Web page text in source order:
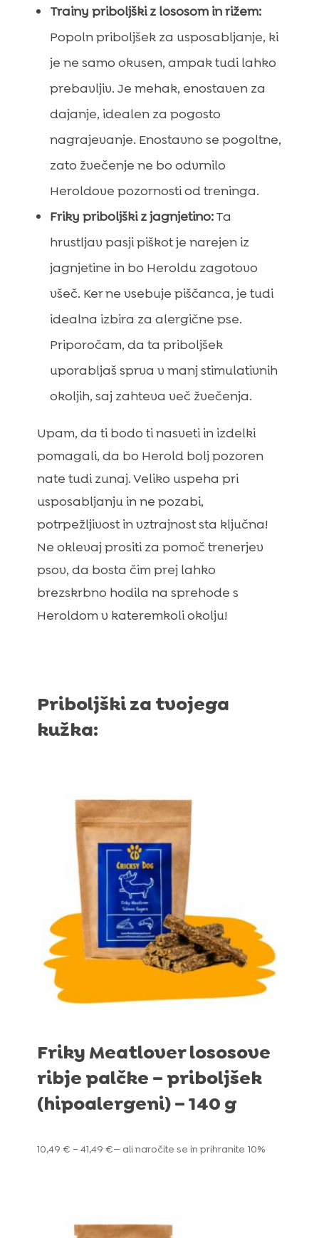
Trainy priboljški z lososom in rižem:
Popoln priboljšek za usposabljanje, ki
je ne samo okusen, ampak tudi lahko
prebavljiv. Je mehak, enostaven za
dajanje, idealen za pogosto
nagrajevanje. Enostavno se pogoltne,
zato žvečenje ne bo odvrnilo
Heroldove pozornosti od treninga.
Friky priboljški z jagnjetino:Ta
hrustljav pasji piškot je narejen iz
jagnjetine in bo Heroldu zagotovo
všeč. Ker ne vsebuje piščanca, je tudi
idealna izbira za alergične pse.
Priporočam, da ta priboljšek
uporabljaš sprva v manj stimulativnih
okoljih, saj zahteva več žvečenja.
Upam, da ti bodo ti nasveti in izdelki
pomagali, da bo Herold bolj pozoren
nate tudi zunaj. Veliko uspeha pri
usposabljanju in ne pozabi,
potrpežljivost in vztrajnost sta ključna!
Ne oklevaj prositi za pomoč trenerjev
psov, da bosta čim prej lahko
brezskrbno hodila na sprehode s
Heroldom v kateremkoli okolju!
Priboljški za tvojega
kužka:
Friky Meatlover lososove
ribje palčke – priboljšek
(hipoalergeni) – 140 g
10,49 € – 41,49 €Cenovni
do
— ali naročite se in prihranite 10%